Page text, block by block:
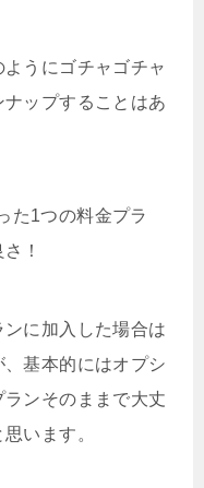
うにゴチャゴチャ
ップすることはあ
た1つの料金プラ
！
に加入した場合は
基本的にはオプシ
ンそのままで大丈
います。